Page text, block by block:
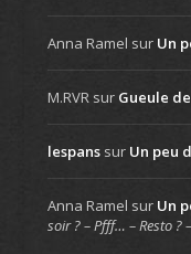
Anna Ramel sur Un
M.RVR sur Gueule
lespanssur Un peu
Anna Ramel sur Un
soir ? – Pfff… – Resto